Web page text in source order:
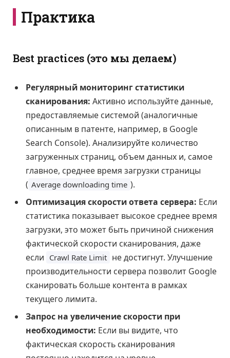
Практика
Best practices (это мы делаем)
Регулярный мониторинг статистики
сканирования: Активно используйте данные,
предоставляемые системой (аналогичные
описанным в патенте, например, в Google
Search Console). Анализируйте количество
загруженных страниц, объем данных и, самое
главное, среднее время загрузки страницы
( Average downloading time ).
Оптимизация скорости ответа сервера: Если
статистика показывает высокое среднее время
загрузки, это может быть причиной снижения
фактической скорости сканирования, даже
если Crawl Rate Limit не достигнут. Улучшение
производительности сервера позволит Google
сканировать больше контента в рамках
текущего лимита.
Запрос на увеличение скорости при
необходимости: Если вы видите, что
фактическая скорость сканирования